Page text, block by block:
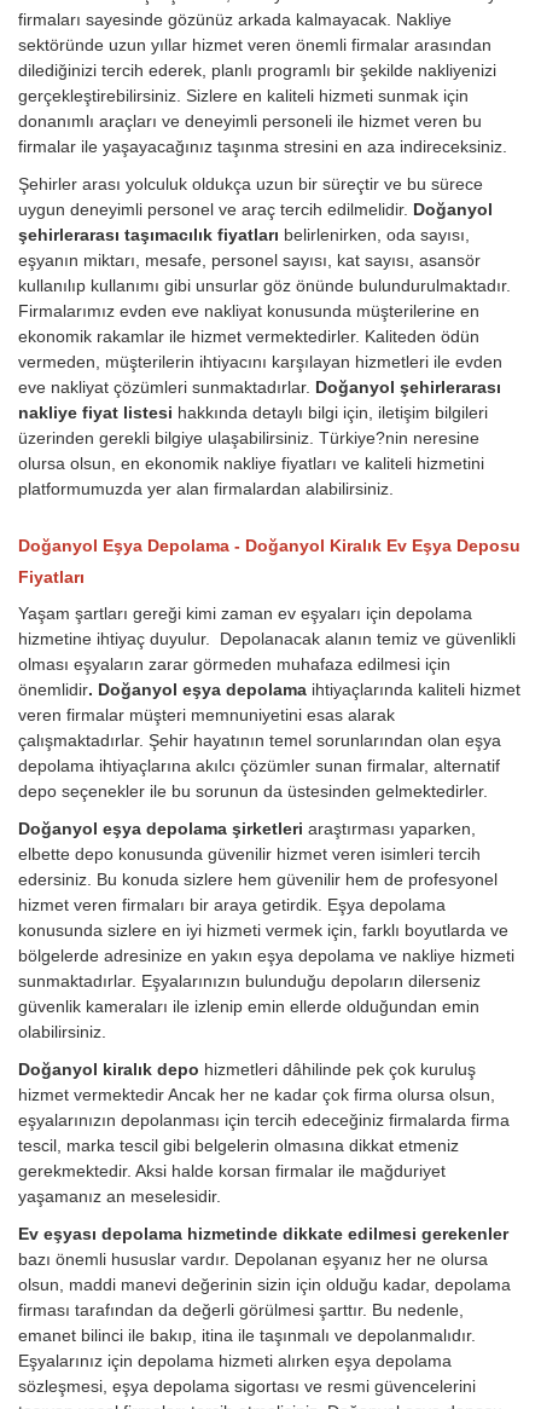
firmaları sayesinde gözünüz arkada kalmayacak. Nakliye
sektöründe uzun yıllar hizmet veren önemli firmalar arasından
dilediğinizi tercih ederek, planlı programlı bir şekilde nakliyenizi
gerçekleştirebilirsiniz. Sizlere en kaliteli hizmeti sunmak için
donanımlı araçları ve deneyimli personeli ile hizmet veren bu
firmalar ile yaşayacağınız taşınma stresini en aza indireceksiniz.
Şehirler arası yolculuk oldukça uzun bir süreçtir ve bu sürece
uygun deneyimli personel ve araç tercih edilmelidir. Doğanyol
şehirlerarası taşımacılık fiyatları belirlenirken, oda sayısı,
eşyanın miktarı, mesafe, personel sayısı, kat sayısı, asansör
kullanılıp kullanımı gibi unsurlar göz önünde bulundurulmaktadır.
Firmalarımız evden eve nakliyat konusunda müşterilerine en
ekonomik rakamlar ile hizmet vermektedirler. Kaliteden ödün
vermeden, müşterilerin ihtiyacını karşılayan hizmetleri ile evden
eve nakliyat çözümleri sunmaktadırlar. Doğanyol şehirlerarası
nakliye fiyat listesi hakkında detaylı bilgi için, iletişim bilgileri
üzerinden gerekli bilgiye ulaşabilirsiniz. Türkiye?nin neresine
olursa olsun, en ekonomik nakliye fiyatları ve kaliteli hizmetini
platformumuzda yer alan firmalardan alabilirsiniz.
Doğanyol Eşya Depolama - Doğanyol Kiralık Ev Eşya Deposu
Fiyatları
Yaşam şartları gereği kimi zaman ev eşyaları için depolama
hizmetine ihtiyaç duyulur. Depolanacak alanın temiz ve güvenlikli
olması eşyaların zarar görmeden muhafaza edilmesi için
önemlidir. Doğanyol eşya depolama ihtiyaçlarında kaliteli hizmet
veren firmalar müşteri memnuniyetini esas alarak
çalışmaktadırlar. Şehir hayatının temel sorunlarından olan eşya
depolama ihtiyaçlarına akılcı çözümler sunan firmalar, alternatif
depo seçenekler ile bu sorunun da üstesinden gelmektedirler.
Doğanyol eşya depolama şirketleri araştırması yaparken,
elbette depo konusunda güvenilir hizmet veren isimleri tercih
edersiniz. Bu konuda sizlere hem güvenilir hem de profesyonel
hizmet veren firmaları bir araya getirdik. Eşya depolama
konusunda sizlere en iyi hizmeti vermek için, farklı boyutlarda ve
bölgelerde adresinize en yakın eşya depolama ve nakliye hizmeti
sunmaktadırlar. Eşyalarınızın bulunduğu depoların dilerseniz
güvenlik kameraları ile izlenip emin ellerde olduğundan emin
olabilirsiniz.
Doğanyol kiralık depo hizmetleri dâhilinde pek çok kuruluş
hizmet vermektedir Ancak her ne kadar çok firma olursa olsun,
eşyalarınızın depolanması için tercih edeceğiniz firmalarda firma
tescil, marka tescil gibi belgelerin olmasına dikkat etmeniz
gerekmektedir. Aksi halde korsan firmalar ile mağduriyet
yaşamanız an meselesidir.
Ev eşyası depolama hizmetinde dikkate edilmesi gerekenler
bazı önemli hususlar vardır. Depolanan eşyanız her ne olursa
olsun, maddi manevi değerinin sizin için olduğu kadar, depolama
firması tarafından da değerli görülmesi şarttır. Bu nedenle,
emanet bilinci ile bakıp, itina ile taşınmalı ve depolanmalıdır.
Eşyalarınız için depolama hizmeti alırken eşya depolama
sözleşmesi, eşya depolama sigortası ve resmi güvencelerini